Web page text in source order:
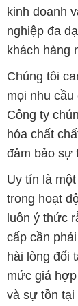
mọi nhu cầu
Công ty
hóa chất
đảm bảo sự
Uy tín là
trong hoạt
luôn ý thức
cấp cần
hài lòng đối
mức giá
và sự tồn
trước.
Công ty
ứng đa
tất cả các